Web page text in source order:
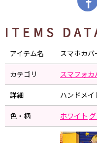
ITEMS
アイテム名 スマホカバ
カテゴリ スマフォカ
詳細 ハンドメイ
色・柄 ホワイト